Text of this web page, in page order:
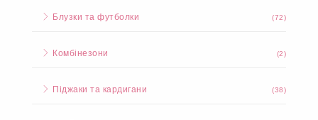
Блузки та футболки (72)
Комбінезони (2)
Піджаки та кардигани (38)